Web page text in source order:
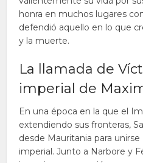
honra en muchos lugares
defendió aquello en lo que
y la muerte.
La llamada de
imperial de
En una época en la que el
extendiendo sus fronteras,
desde Mauritania para
imperial. Junto a Narbore y